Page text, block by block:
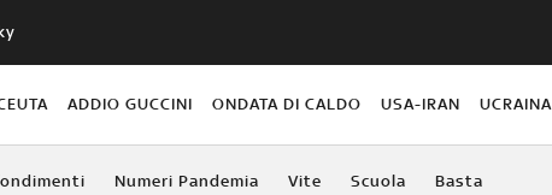
ADDIO GUCCINI ONDATA DI CALDO USA-IRAN UCRAINA
Numeri Pandemia Vite Scuola Basta